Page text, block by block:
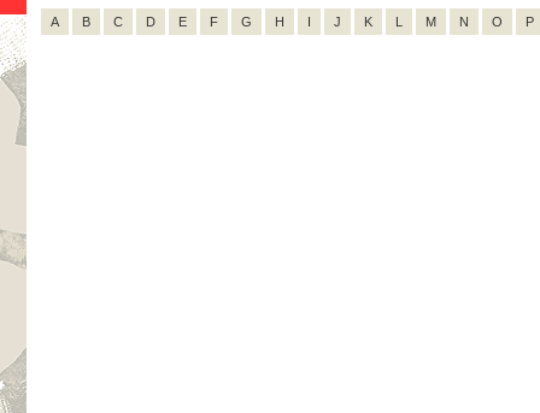
A B C D E F G H I J K L M N O P